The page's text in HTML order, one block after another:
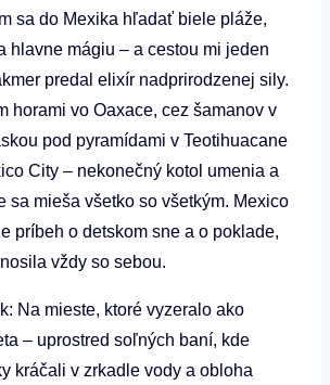
sa do Mexika hľadať biele pláže,
hlavne mágiu – a cestou mi jeden
predal elixír nadprirodzenej sily.
horami vo Oaxace, cez šamanov v
pod pyramídami v Teotihuacane
City – nekonečný kotol umenia a
sa mieša všetko so všetkým. Mexico
príbeh o detskom sne a o poklade,
vždy so sebou.
Na mieste, ktoré vyzeralo ako
– uprostred soľných baní, kde
kráčali v zrkadle vody a obloha